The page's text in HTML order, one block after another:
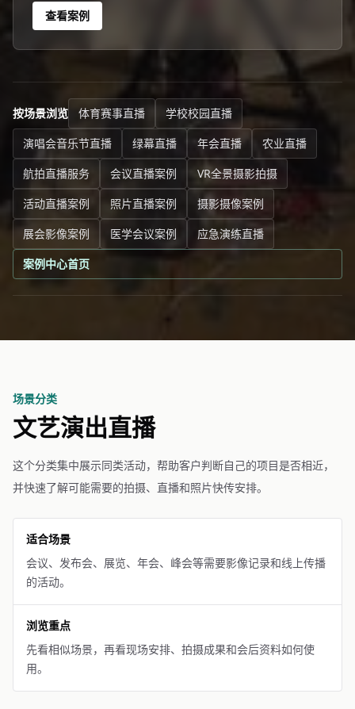
摄行直播菏泽团队 菏泽一场709人的才艺大赛活动，线下观
众座无虚席，线上7561人同步观看。
查看案例
按场景浏览 体育赛事直播
学校校园直播
演唱会音乐节直播
绿幕直播 年会直播
农业直播
航拍直播服务
会议直播案例
VR全景摄影拍摄
活动直播案例
照片直播案例
摄影摄像案例
展会影像案例
医学会议案例
应急演练直播
案例中心首页
场景分类
文艺演出直播
这个分类集中展示同类活动，帮助客户判断自己的项目是否相近，
并快速了解可能需要的拍摄、直播和照片快传安排。
适合场景
会议、发布会、展览、年会、峰会等需要影像记录和线上传播
的活动。
浏览重点
先看相似场景，再看现场安排、拍摄成果和会后资料如何使
用。